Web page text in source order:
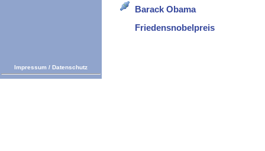
Barack Obama
Friedensnobelpreis
Impressum / Datenschutz